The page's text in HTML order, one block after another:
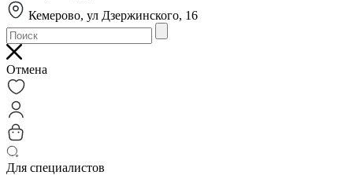
Кемерово, ул Дзержинского, 16
Отмена
Для специалистов